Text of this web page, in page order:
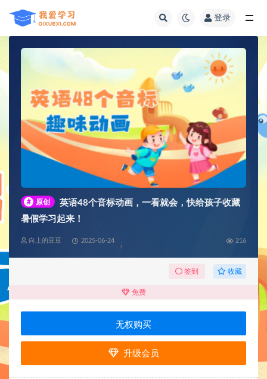
登录
# 原创
英语48个音标动画，一看就会，快给孩子收藏
暑假学习起来！
向上的豆豆 2025-06-24 216
签到 收藏
免费
无权购买
升级会员